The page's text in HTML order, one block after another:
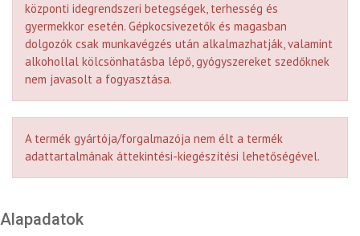
központi idegrendszeri betegségek, terhesség és
gyermekkor esetén. Gépkocsivezetők és magasban
dolgozók csak munkavégzés után alkalmazhatják, valamint
alkohollal kölcsönhatásba lépő, gyógyszereket szedőknek
nem javasolt a fogyasztása.
A termék gyártója/forgalmazója nem élt a termék
adattartalmának áttekintési-kiegészítési lehetőségével.
Alapadatok